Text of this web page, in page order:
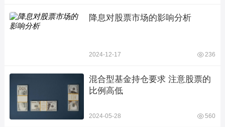
降息对股票市场的影响分析
2024-12-17 236
混合型基金持仓要求 注意股票的
比例高低
2024-05-28 560